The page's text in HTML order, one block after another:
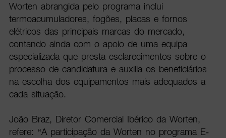
Worten abrangida pelo programa inclui
termoacumuladores, fogões, placas e fornos
elétricos das principais marcas do mercado,
contando ainda com o apoio de uma equipa
especializada que presta esclarecimentos sobre o
processo de candidatura e auxilia os beneficiários
na escolha dos equipamentos mais adequados a
cada situação.
João Braz, Diretor Comercial Ibérico da Worten,
refere: “A participação da Worten no programa E-